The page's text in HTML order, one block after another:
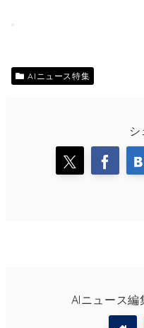
AIニュース特集
シ
AIニュース編